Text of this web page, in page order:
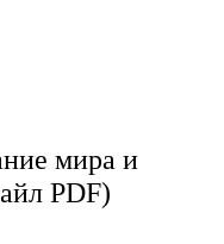
мира и
PDF)